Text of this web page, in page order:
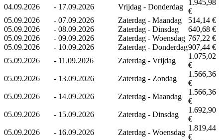
04.09.2026 - 17.09.2026 Vrijdag - Donderdag
1.945,98
€
05.09.2026
- 07.09.2026 Zaterdag - Maandag
514,14 €
05.09.2026
- 08.09.2026 Zaterdag - Dinsdag
640,68 €
05.09.2026
- 09.09.2026 Zaterdag - Woensdag 767,22 €
05.09.2026
- 10.09.2026 Zaterdag - Donderdag907,44 €
05.09.2026
- 11.09.2026 Zaterdag - Vrijdag
1.075,02
€
05.09.2026
- 13.09.2026 Zaterdag - Zondag
1.566,36
€
05.09.2026
- 14.09.2026 Zaterdag - Maandag
1.566,36
€
05.09.2026
- 15.09.2026 Zaterdag - Dinsdag
1.692,90
€
05.09.2026
- 16.09.2026 Zaterdag - Woensdag
1.819,44
€